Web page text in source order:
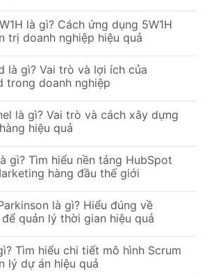
là gì? Cách ứng dụng 5W1H
trị doanh nghiệp hiệu quả
là gì? Vai trò và lợi ích của
trong doanh nghiệp
là gì? Vai trò và cách xây dựng
hiệu quả
gì? Tìm hiểu nền tảng HubSpot
hàng đầu thế giới
là gì? Hiểu đúng về
quản lý thời gian hiệu quả
Tìm hiểu chi tiết mô hình Scrum
lý dự án hiệu quả